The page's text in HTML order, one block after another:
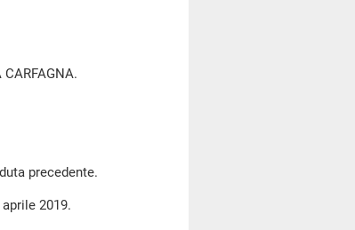
CARFAGNA.
precedente.
2019.